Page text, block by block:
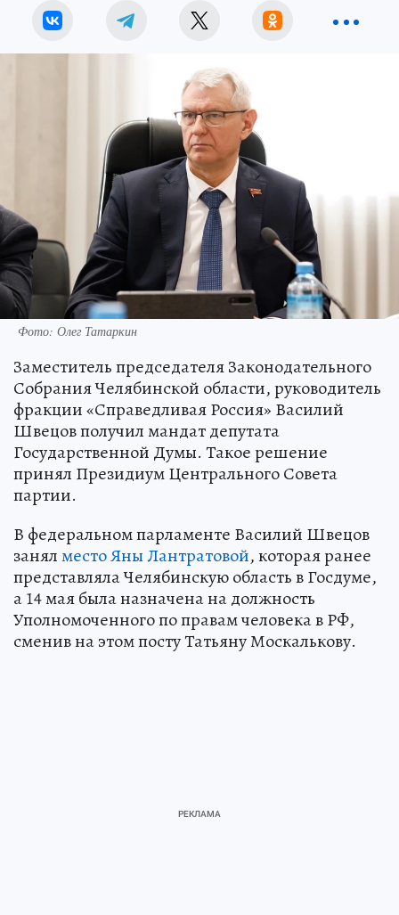
Фото: Олег Татаркин
Заместитель председателя Законодательного
Собрания Челябинской области, руководитель
фракции «Справедливая Россия» Василий
Швецов получил мандат депутата
Государственной Думы. Такое решение
принял Президиум Центрального Совета
партии.
В федеральном парламенте Василий Швецов
занялместо Яны Лантратовой, которая ранее
представляла Челябинскую область в Госдуме,
а 14 мая была назначена на должность
Уполномоченного по правам человека в РФ,
сменив на этом посту Татьяну Москалькову.